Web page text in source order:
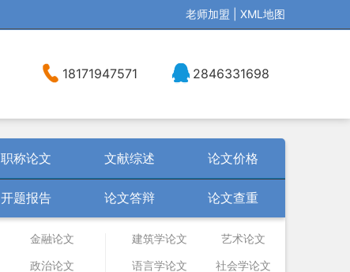
老师加盟 XML地图
18171947571 2846331698
职称论文 文献综述 论文价格
开题报告 论文答辩 论文查重
金融论文
政治论文
建筑学论文
艺术论文
语言学论文
社会学论文